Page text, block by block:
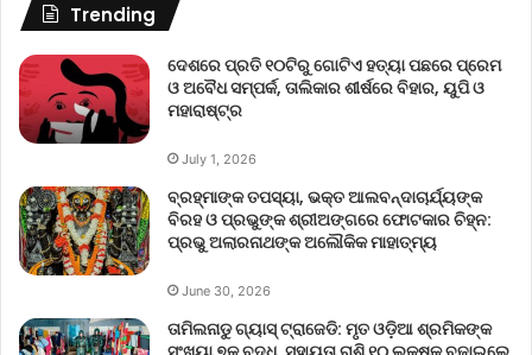
Trending
ଦେଶରେ ପ୍ରତି ୧୦ଟିରୁ ଗୋଟିଏ ହତ୍ୟା ପଛରେ ପ୍ରେମ
ଓ ଅବୈଧ ସମ୍ପର୍କ, ତାଲିକାର ଶୀର୍ଷରେ ବିହାର, ୟୁପି ଓ
ମହାରାଷ୍ଟ୍ର
July 1, 2026
ବ୍ରହ୍ମାଙ୍କ ତପସ୍ୟା, ଭକ୍ତ ଆଲବନ୍ଦାଚାର୍ଯ୍ୟଙ୍କ
ବିରହ ଓ ପ୍ରଭୁଙ୍କ ଶ୍ରୀଅଙ୍ଗରେ ଫୋଟକାର ଚିହ୍ନ:
ପ୍ରଭୁ ଅଲାରନାଥଙ୍କ ଅଲୌକିକ ମାହାତ୍ମ୍ୟ
June 30, 2026
ତାମିଲନାଡୁ ଗ୍ୟାସ୍ ଟ୍ରାଜେଡି: ମୃତ ଓଡ଼ିଆ ଶ୍ରମିକଙ୍କ